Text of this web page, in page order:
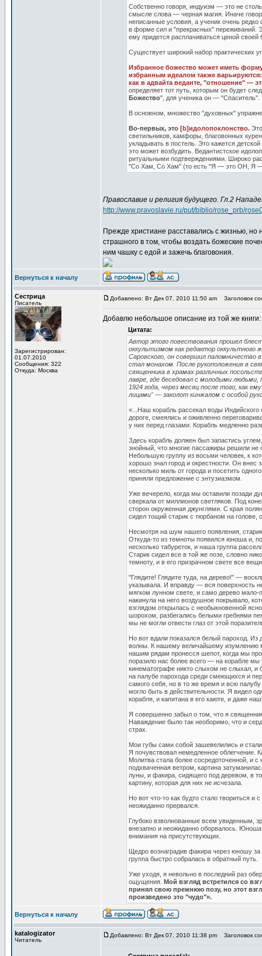
Собственно говоря, индуизм — это не
смысле слова — черная магия. Иначе
неписанные условия, а ученик очень
в форме сил и "прекрасных" переживаний.
ему придется расплачиваться ценой
Существует широкий набор практических
Избранное божество может иметь
избранным идеалом также
как в адвайта веданте, "отношение" —
определяет тот путь, которым он будет
Божество", для ученика он — "Спаситель".
В основном, множество "духовных"
Во-первых, это [b]идолопоклонство.
светильников, камфоры, благовонных
укладывать в постель. Это кажется
это может возбудить. Ведантистское
ритуальными подтверждениями. Широко
"Со Хам, Со Хам" (то есть "Я — это ОН, Я
Православие и религия будущего. Гл.2
http://www.pravoslavie.ru/put/biblio/rose_prb/
Прежде христиане расставались с жизнью, но
страшного в том, чтобы воздать божеские
ним чашку с едой и зажечь благовония.
Вернуться к началу
Сестрица
Писатель
Зарегистрирован:
01.07.2010
Сообщения: 322
Откуда: Москва
Добавлено: Вт Дек 07, 2010 11:50 am Заголовок
Добавлю небольшое описание из той же книги:
Цитата:
Автор этого повествования прошел
оккультизмом как редактор
Саровского, он совершил паломничество
стал монахом. После рукоположения в
священника в храмах различных
лавре, где беседовал с молодыми
1924 года, через месяц после того, как
лицами" — заколот кинжалом с особой
«...Наш корабль рассекал воды
дороге, смеялись и оживленно
у них перед глазами. Корабль медленно
Здесь корабль должен был запастись
знойный, что многие пассажиры решили не
Небольшую группу из восьми человек, к
хорошо знал город и окрестности. Он
несколько миль от города и посетить
приняли предложение с энтузиазмом.
Уже вечерело, когда мы оставили позади
сверкала от миллионов светляков. Под
сторон окруженная джунглями. С края
сидел тощий старик с тюрбаном на голове,
Несмотря на шум нашего появления,
Откуда-то из темноты появился юноша и,
несколько табуреток, и наша группа
Старик сидел все в той же позе, словно
темноту, и в его призрачном свете все
"Глядите! Глядите туда, на дерево!" —
указывала. И вправду — вся поверхность
мягком лунном свете, и само дерево мало-
накинула на него воздушное покрывало,
взглядом открылась с необыкновенной
шорохом, разбегались белыми гребнями
мы не могли отвести глаз от этой
Но вот вдали показался белый пароход.
волны. К нашему величайшему изумлению
нашим рядам пронесся шепот, когда мы
поразило нас более всего — на корабле мы
кинематографе никто слыхом не слыхал, и
на палубе парохода среди смеющихся и
самого себя, но в то же время и всю
могло быть в действительности. Я видел
корабля, и капитана в его каюте, и даже
Я совершенно забыл о том, что я
Наваждение было так необоримо, что и
страх.
Мои губы сами собой зашевелились и
Я почувствовал немедленное облегчение.
Молитва стала более сосредоточенной, и
подхваченная ветром, картина
луны, и факира, сидящего под деревом, в
картину, которая для них не исчезала.
Но вот что-то как будто стало твориться
неожиданно прервался.
Глубоко взволнованные всем увиденным,
внезапно и неожиданно оборвалось. Юноша
внимания на присутствующих.
Щедро вознаградив факира через юношу
группа быстро собралась в обратный путь.
Уже уходя, я невольно в последний раз
ощущения. Мой взгляд встретился со
принял свою прежнюю позу, но этот
произведено это "чудо"».
Вернуться к началу
katalogizator
Читатель
Добавлено: Вт Дек 07, 2010 11:38 pm Заголовок